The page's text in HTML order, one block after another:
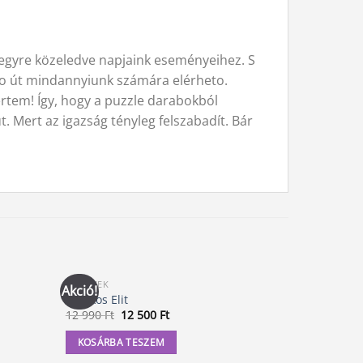
közeledve napjaink eseményeihez. S
út mindannyiunk számára elérheto.
Így, hogy a puzzle darabokból
Mert az igazság tényleg felszabadít. Bár
Akció!
KÖNYVEK
A Titkos Elit
12 990Ft Original
was:
12
12 500 FtCurrent
KOSÁRBA TESZEM